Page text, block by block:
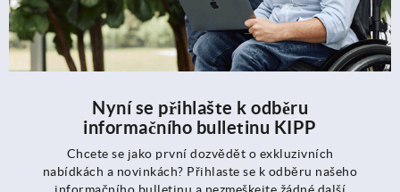
Nyní se přihlašte k odběru
informačního bulletinu KIPP
Chcete se jako první dozvědět o exkluzivních
nabídkách a novinkách? Přihlaste se k odběru našeho